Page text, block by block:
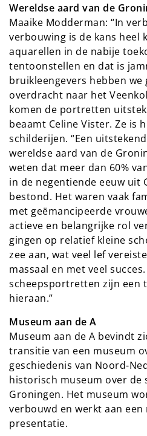
Wereldse aard van de
Maaike Modderman: “In
verbouwing is de kans heel
aquarellen in de nabije
tentoonstellen en dat is
bruikleengevers hebben we
overdracht naar het
komen de portretten
beaamt Celine Vister. Ze is
schilderijen. “Een
wereldse aard van de
weten dat meer dan 60%
in de negentiende eeuw uit
bestond. Het waren vaak
met geëmancipeerde
actieve en belangrijke rol
gingen op relatief kleine
zee aan, wat veel lef
massaal en met veel
scheepsportretten zijn een
hieraan.”
Museum aan de A
Museum aan de A bevindt
transitie van een museum
geschiedenis van Noord-
historisch museum over de
Groningen. Het museum
verbouwd en werkt aan een
presentatie.